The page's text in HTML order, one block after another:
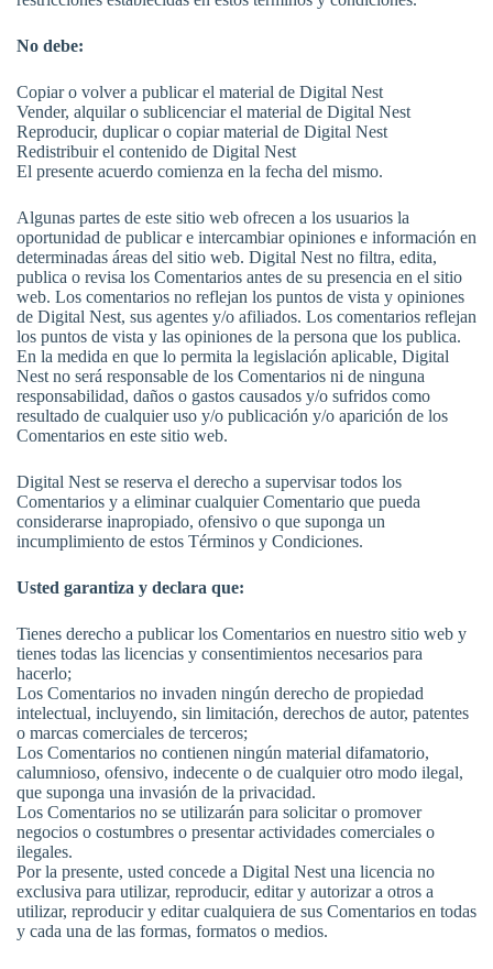
No debe:
Copiar o volver a publicar el material de Digital Nest
Vender, alquilar o sublicenciar el material de Digital Nest
Reproducir, duplicar o copiar material de Digital Nest
Redistribuir el contenido de Digital Nest
El presente acuerdo comienza en la fecha del mismo.
Algunas partes de este sitio web ofrecen a los usuarios la
oportunidad de publicar e intercambiar opiniones e información en
determinadas áreas del sitio web. Digital Nest no filtra, edita,
publica o revisa los Comentarios antes de su presencia en el sitio
web. Los comentarios no reflejan los puntos de vista y opiniones
de Digital Nest, sus agentes y/o afiliados. Los comentarios reflejan
los puntos de vista y las opiniones de la persona que los publica.
En la medida en que lo permita la legislación aplicable, Digital
Nest no será responsable de los Comentarios ni de ninguna
responsabilidad, daños o gastos causados y/o sufridos como
resultado de cualquier uso y/o publicación y/o aparición de los
Comentarios en este sitio web.
Digital Nest se reserva el derecho a supervisar todos los
Comentarios y a eliminar cualquier Comentario que pueda
considerarse inapropiado, ofensivo o que suponga un
incumplimiento de estos Términos y Condiciones.
Usted garantiza y declara que:
Tienes derecho a publicar los Comentarios en nuestro sitio web y
tienes todas las licencias y consentimientos necesarios para
hacerlo;
Los Comentarios no invaden ningún derecho de propiedad
intelectual, incluyendo, sin limitación, derechos de autor, patentes
o marcas comerciales de terceros;
Los Comentarios no contienen ningún material difamatorio,
calumnioso, ofensivo, indecente o de cualquier otro modo ilegal,
que suponga una invasión de la privacidad.
Los Comentarios no se utilizarán para solicitar o promover
negocios o costumbres o presentar actividades comerciales o
ilegales.
Por la presente, usted concede a Digital Nest una licencia no
exclusiva para utilizar, reproducir, editar y autorizar a otros a
utilizar, reproducir y editar cualquiera de sus Comentarios en todas
y cada una de las formas, formatos o medios.